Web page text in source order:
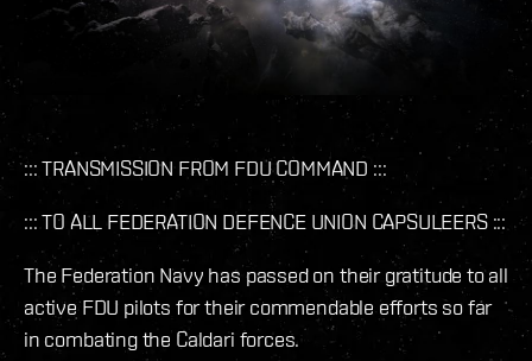
::: TRANSMISSION FROM FDU COMMAND :::
::: TO ALL FEDERATION DEFENCE UNION CAPSULEERS :::
The Federation Navy has passed on their gratitude to all
active FDU pilots for their commendable efforts so far
in combating the Caldari forces.